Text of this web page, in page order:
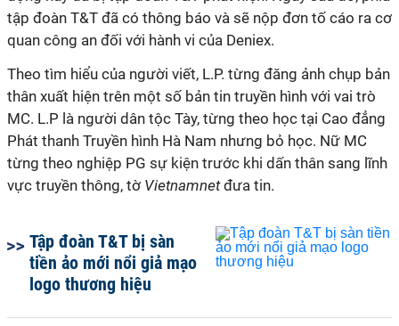
tập đoàn T&T đã có thông báo và sẽ nộp đơn tố cáo ra cơ
quan công an đối với hành vi của Deniex.
Theo tìm hiểu của người viết, L.P. từng đăng ảnh chụp bản
thân xuất hiện trên một số bản tin truyền hình với vai trò
MC. L.P là người dân tộc Tày, từng theo học tại Cao đẳng
Phát thanh Truyền hình Hà Nam nhưng bỏ học. Nữ MC
từng theo nghiệp PG sự kiện trước khi dấn thân sang lĩnh
vực truyền thông, tờ Vietnamnetđưa tin.
Tập đoàn T&T bị sàn
tiền ảo mới nổi giả mạo
logo thương hiệu